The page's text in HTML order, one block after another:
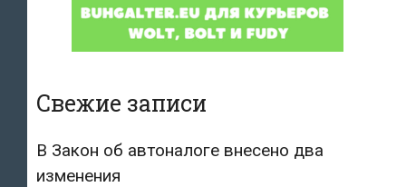
Свежие записи
В Закон об автоналоге внесено два
изменения